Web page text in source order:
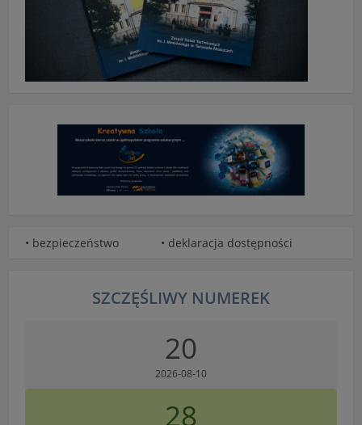
• bezpieczeństwo • deklaracja dostępności
SZCZĘŚLIWY NUMEREK
20
2026-08-10
28